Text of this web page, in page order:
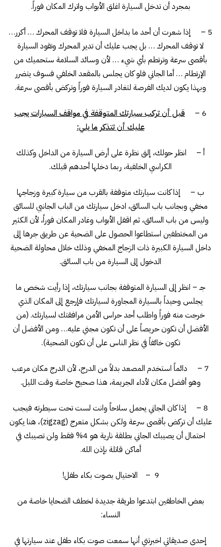
بمجرد أن تدخل السيارة اغلق الأبواب واترك المكان فوراً.
5 – إذا شعرت أن أحد ما بداخل السيارة فلا توقف المحرك … أكرر…
لا توقف المحرك … بل يجب عليك أن تدير المحرك وتقود السيارة
بأقصى سرعة وترتطم بأي شيء … لأن وسائد السلامة ستحميك من
الإرتطام … أما الجاني فلو كان يجلس بالمقعد الخلفي فسوف يتضرر
وبهذا يكون لديك الفرصة لتغادر السيارة فوراً وتركض بأقصى سرعة.
6 –
قبل أن تركب سيارتك المتوقفة في مواقف السيارات يجب
عليك أن تتذكر ما يلي:
أ – انظر حولك، إلق نظرة على أرض السيارة من الداخل وكذلك
الكراسي الخلفية، ربما دخلها أحدهم قبلك.
ب – إذا كانت سيارتك متوقفة بالقرب من سيارة كبيرة وزجاجها
مخفي وبجانب باب السائق، ادخل سيارتك من الباب الجانبي للسائق
وليس من باب السائق، ثم اقفل الأبواب وغادر المكان فوراً، لأن الكثير
من المختطفين استطاعوا الحصول على الضحية عن طريق جرها إلى
داخل السيارة الكبيرة ذات الزجاج المخفي وذلك خلال محاولة الضحية
الدخول إلى السيارة من باب السائق.
جـ – انظر إلى السيارة المتوقفة بجانب سيارتك، إذا رأيت شخص ما
يجلس وحيداً بالسيارة المجاورة لسيارتك فإرجع إلى المكان الذي
خرجت منه فوراً واطلب أحد حراس الأمن مرافقتك لسيارتك. (من
الأفضل أن تكون حريصاً على أن تكون مجني عليه… ومن الأفضل أن
تكون خائفاً في نظر الناس على أن تكون الضحية).
7 – دائماً استخدم المصعد بدلاً من الدرج، لأن الدرج مكان مرعب
وهو أفضل مكان لأداء الجريمة، هذا صحيح خاصة وقت الليل.
8 – إذا كان الجاني يحمل سلاحاً وانت لست تحت سيطرته فيجب
عليك أن تركض بأقصى سرعة ولكن بشكل متعرج (zigzag)، هنا يكون
احتمال أن يصيبك الجاني بطلقة نارية هو 4% فقط ولن تصيبك في
أماكن قاتلة بإذن الله.
9 – الاحتيال بصوت بكاء طفل!
بعض الخاطفين ابتدعوا طريقة جديدة لخطف الضحايا خاصة من
النساء:
إحدى صديقاتي اخبرتني أنها سمعت صوت بكاء طفل عند سيارتها في